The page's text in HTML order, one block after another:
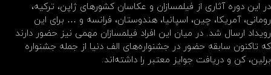
در این دوره آثاری از فیلمسازان و عکاسان کشورهای ژاپن، ترکیه،
رومانی، آمریکا، چین، اسپانیا، هندوستان، فرانسه و … برای این
رویداد ارسال شد. در میان این افراد فیلمسازان مهمی نیز حضور دارند
که تاکنون سابقه حضور در جشنواره‌های الف دنیا از جمله جشنواره
برلین، کن و دریافت جوایز معتبر را داشته‌اند.